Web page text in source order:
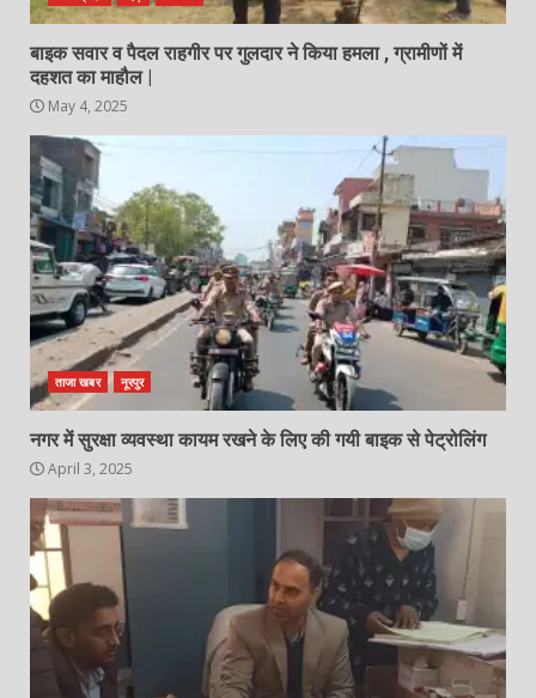
बाइक सवार व पैदल राहगीर पर गुलदार ने किया हमला , ग्रामीणों में
दहशत का माहौल |
May 4, 2025
ताजा खबर नूरपुर
नगर में सुरक्षा व्यवस्था कायम रखने के लिए की गयी बाइक से पेट्रोलिंग
April 3, 2025